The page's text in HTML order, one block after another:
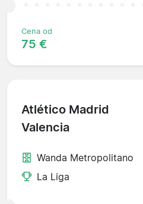
Cena od
75 €
Atlético Madrid
Valencia
Wanda Metropolitano
La Liga